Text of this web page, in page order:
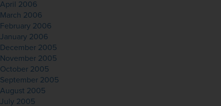
April 2006
March 2006
February 2006
January 2006
December 2005
November 2005
October 2005
September 2005
August 2005
July 2005